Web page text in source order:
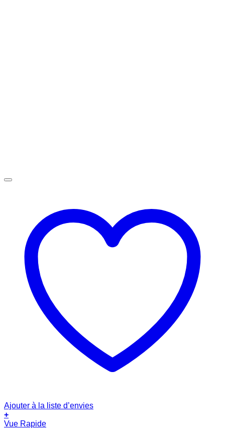
Ajouter à la liste d’envies
+
Vue Rapide